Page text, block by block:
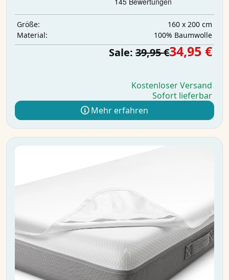
Größe:
160 x 200 cm
Material:
100% Baumwolle
Sale: 39,95 €34,95 €
Kostenloser Versand
Sofort lieferbar
Mehr erfahren